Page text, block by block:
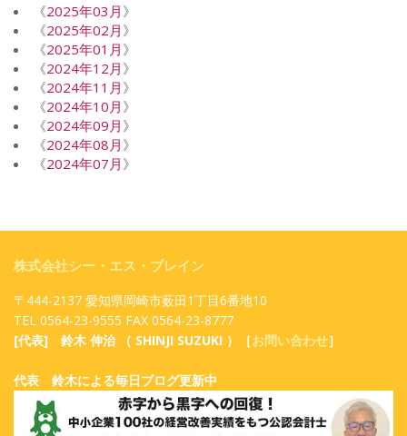
《2025年03月 》
《2025年02月 》
《2025年01月 》
《2024年12月 》
《2024年11月 》
《2024年10月 》
《2024年09月 》
《2024年08月 》
《2024年07月 》
株式会社シー・エス・ブレイン
〒444-2137 愛知県岡崎市薮田1丁目6番地10
TEL 0564-23-9555 FAX 0564-23-8777
[代表] 鈴木 伸治 （ SHINJI SUZUKI ）［お問い合わせ］
代表 鈴木による毎日ブログ更新中